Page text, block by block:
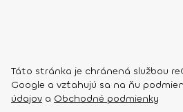
Táto stránka je chránená službou
Google a vzťahujú sa na ňu
údajov a Obchodné podmienky